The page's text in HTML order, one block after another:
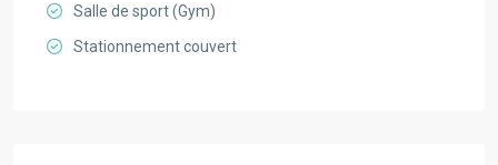
Salle de sport (Gym)
Stationnement couvert